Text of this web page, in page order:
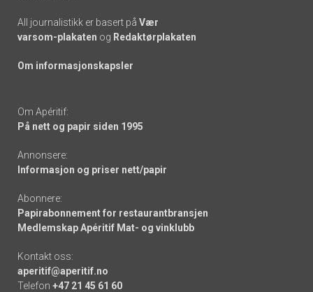
All journalistikk er basert på Vær
varsom-plakaten og Redaktørplakaten
Om informasjonskapsler
Om Apéritif:
På nett og papir siden 1995
Annonsere:
Informasjon og priser nett/papir
Abonnere:
Papirabonnement for restaurantbransjen
Medlemskap Apéritif Mat- og vinklubb
Kontakt oss:
aperitif@aperitif.no
Telefon +47 21 45 61 60